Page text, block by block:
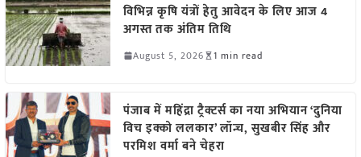
विभिन्न कृषि यंत्रों हेतु आवेदन के लिए आज 4
अगस्त तक अंतिम तिथि
August 5, 2026 1 min read
पंजाब में महिंद्रा ट्रैक्टर्स का नया अभियान ‘दुनिया
विच इक्को ललकार’ लॉन्च, सुखबीर सिंह और
परमिश वर्मा बने चेहरा